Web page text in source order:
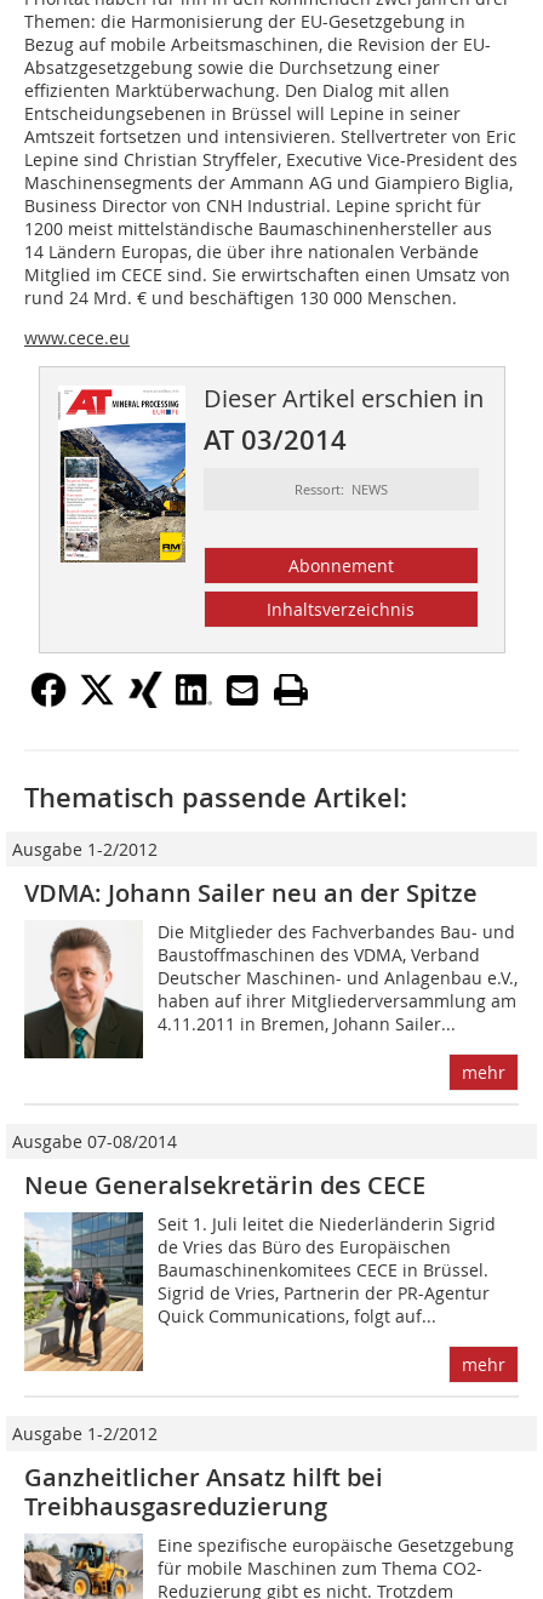
Themen: die Harmonisierung der EU-Gesetzgebung in
Bezug auf mobile Arbeitsmaschinen, die Revision der EU-
Absatzgesetzgebung sowie die Durchsetzung einer
effizienten Marktüberwachung. Den Dialog mit allen
Entscheidungsebenen in Brüssel will Lepine in seiner
Amtszeit fortsetzen und intensivieren. Stellvertreter von Eric
Lepine sind Christian Stryffeler, Executive Vice-President des
Maschinensegments der Ammann AG und Giampiero Biglia,
Business Director von CNH Industrial. Lepine spricht für
1200 meist mittelständische Baumaschinenhersteller aus
14 Ländern Europas, die über ihre nationalen Verbände
Mitglied im CECE sind. Sie erwirtschaften einen Umsatz von
rund 24 Mrd. € und beschäftigen 130 000 Menschen.
www.cece.eu
Dieser Artikel erschien in
AT 03/2014
Ressort: NEWS
Abonnement
Inhaltsverzeichnis
Thematisch passende Artikel:
Ausgabe 1-2/2012
VDMA: Johann Sailer neu an der Spitze
Die Mitglieder des Fachverbandes Bau- und
Baustoffmaschinen des VDMA, Verband
Deutscher Maschinen- und Anlagenbau e.V.,
haben auf ihrer Mitgliederversammlung am
4.11.2011 in Bremen, Johann Sailer...
mehr
Ausgabe 07-08/2014
Neue Generalsekretärin des CECE
Seit 1. Juli leitet die Niederländerin Sigrid
de Vries das Büro des Europäischen
Baumaschinenkomitees CECE in Brüssel.
Sigrid de Vries, Partnerin der PR-Agentur
Quick Communications, folgt auf...
mehr
Ausgabe 1-2/2012
Ganzheitlicher Ansatz hilft bei
Treibhausgasreduzierung
Eine spezifische europäische Gesetzgebung
für mobile Maschinen zum Thema CO2-
Reduzierung gibt es nicht. Trotzdem